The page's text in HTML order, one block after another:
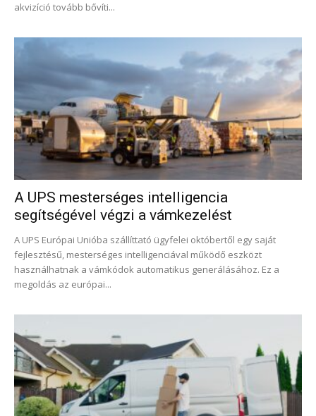
akvizíció tovább bővíti...
A UPS mesterséges intelligencia
segítségével végzi a vámkezelést
A UPS Európai Unióba szállíttató ügyfelei októbertől egy saját
fejlesztésű, mesterséges intelligenciával működő eszközt
használhatnak a vámkódok automatikus generálásához. Ez a
megoldás az európai...